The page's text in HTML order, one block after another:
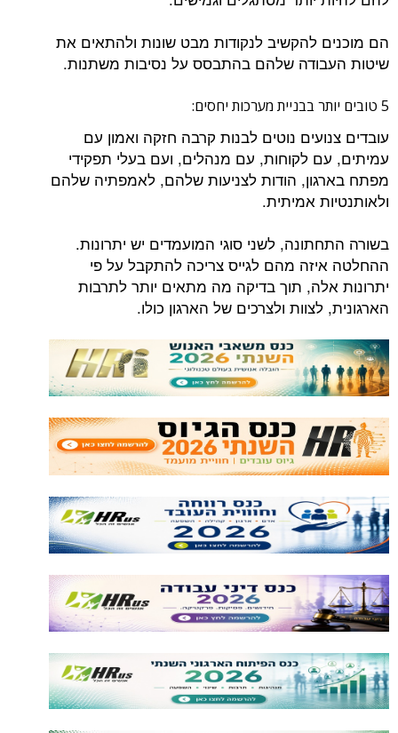
הם מוכנים להקשיב לנקודות מבט שונות ולהתאים את
שיטות העבודה שלהם בהתבסס על נסיבות משתנות.
5 טובים יותר בבניית מערכות יחסים:
עובדים צנועים נוטים לבנות קרבה חזקה ואמון עם
עמיתים, עם לקוחות, עם מנהלים, ועם בעלי תפקידי
מפתח בארגון, הודות לצניעות שלהם, לאמפתיה שלהם
ולאותנטיות אמיתית.
בשורה התחתונה, לשני סוגי המועמדים יש יתרונות.
ההחלטה איזה מהם לגייס צריכה להתקבל על פי
יתרונות אלה, תוך בדיקה מה מתאים יותר לתרבות
הארגונית, לצוות ולצרכים של הארגון כולו.